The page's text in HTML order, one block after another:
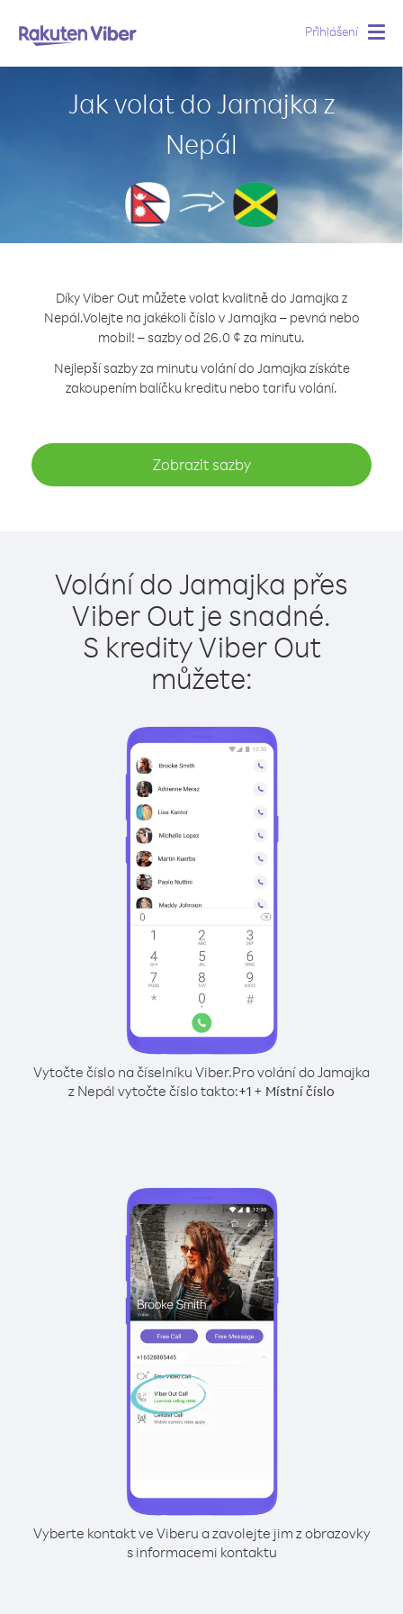
Přihlášení
Jak volat do Jamajka z
Nepál
Díky Viber Out můžete volat kvalitně do Jamajka z
Nepál.Volejte na jakékoli číslo v Jamajka – pevná nebo
mobil! – sazby od 26.0 ¢ za minutu.
Nejlepší sazby za minutu volání do Jamajka získáte
zakoupením balíčku kreditu nebo tarifu volání.
Zobrazit sazby
Volání do Jamajka přes
Viber Out je snadné.
S kredity Viber Out
můžete:
Vytočte číslo na číselníku Viber.Pro volání do Jamajka
z Nepál vytočte číslo takto:+1 + Místní číslo
Vyberte kontakt ve Viberu a zavolejte jim z obrazovky
s informacemi kontaktu